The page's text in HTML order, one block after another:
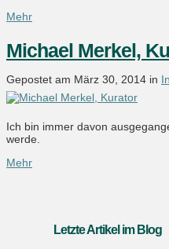
Mehr
Michael Merkel,
Gepostet am März 30, 2014 in
Ich bin immer davon
werde.
Mehr
Letzte Artikel im Blog